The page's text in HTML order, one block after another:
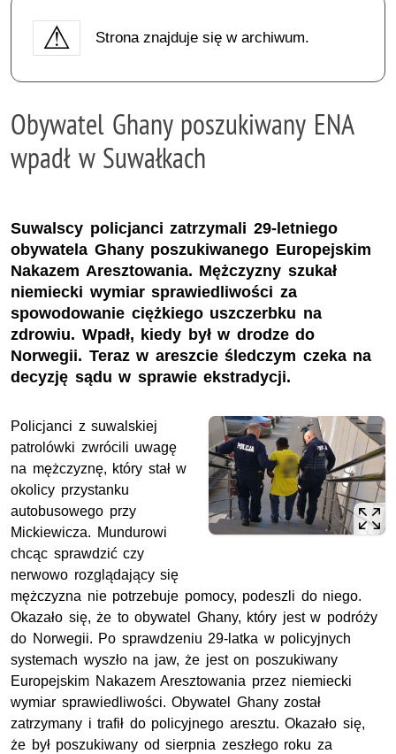
Strona znajduje się w archiwum.
Obywatel Ghany poszukiwany ENA
wpadł w Suwałkach
Suwalscy policjanci zatrzymali 29-letniego
obywatela Ghany poszukiwanego Europejskim
Nakazem Aresztowania. Mężczyzny szukał
niemiecki wymiar sprawiedliwości za
spowodowanie ciężkiego uszczerbku na
zdrowiu. Wpadł, kiedy był w drodze do
Norwegii. Teraz w areszcie śledczym czeka na
decyzję sądu w sprawie ekstradycji.
Policjanci z suwalskiej
patrolówki zwrócili uwagę
na mężczyznę, który stał w
okolicy przystanku
autobusowego przy
Mickiewicza. Mundurowi
chcąc sprawdzić czy
nerwowo rozglądający się
mężczyzna nie potrzebuje pomocy, podeszli do niego.
Okazało się, że to obywatel Ghany, który jest w podróży
do Norwegii. Po sprawdzeniu 29-latka w policyjnych
systemach wyszło na jaw, że jest on poszukiwany
Europejskim Nakazem Aresztowania przez niemiecki
wymiar sprawiedliwości. Obywatel Ghany został
zatrzymany i trafił do policyjnego aresztu. Okazało się,
że był poszukiwany od sierpnia zeszłego roku za